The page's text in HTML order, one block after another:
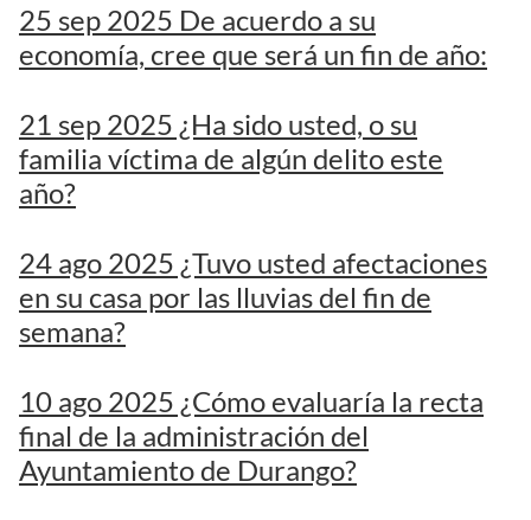
25 sep 2025 De acuerdo a su
economía, cree que será un fin de año:
21 sep 2025 ¿Ha sido usted, o su
familia víctima de algún delito este
año?
24 ago 2025 ¿Tuvo usted afectaciones
en su casa por las lluvias del fin de
semana?
10 ago 2025 ¿Cómo evaluaría la recta
final de la administración del
Ayuntamiento de Durango?